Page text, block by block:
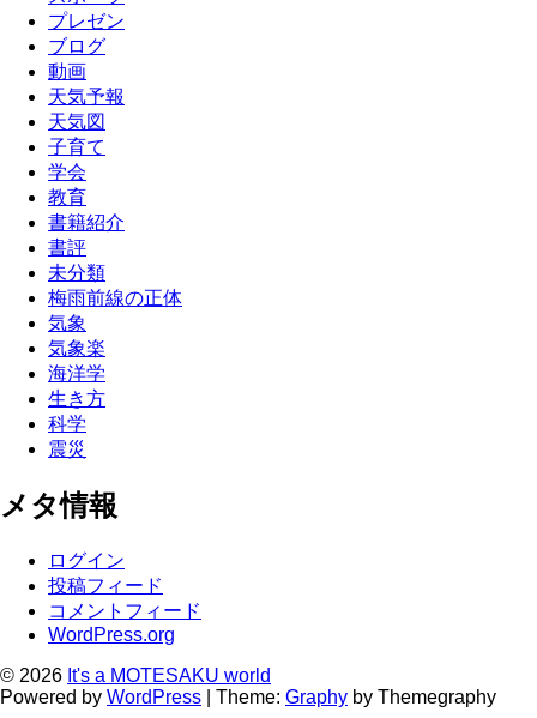
プレゼン
ブログ
動画
天気予報
天気図
子育て
学会
教育
書籍紹介
書評
未分類
梅雨前線の正体
気象
気象楽
海洋学
生き方
科学
震災
メタ情報
ログイン
投稿フィード
コメントフィード
WordPress.org
© 2026 It's a MOTESAKU world
Powered by WordPress Theme: Graphy by Themegraphy